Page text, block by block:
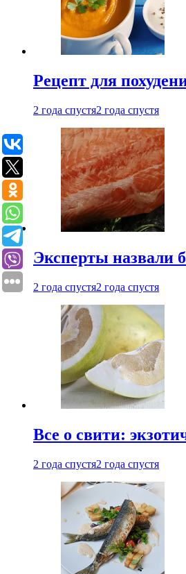
Рецепт для
2 года спустя2 года спустя
Эксперты назвали
2 года спустя2 года спустя
Все о свити:
2 года спустя2 года спустя